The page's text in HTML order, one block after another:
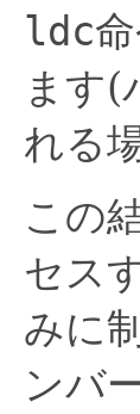
ldc
ます(
れる
この
セス
みに
ンバ